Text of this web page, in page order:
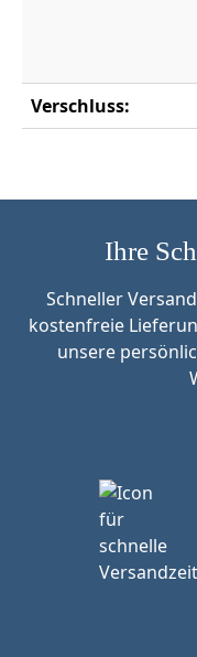
Verschluss:
Ihre
Schneller
kostenfreie
unsere